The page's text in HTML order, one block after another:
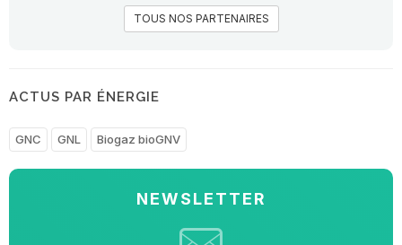
TOUS NOS PARTENAIRES
ACTUS PAR ÉNERGIE
GNC GNL Biogaz bioGNV
NEWSLETTER